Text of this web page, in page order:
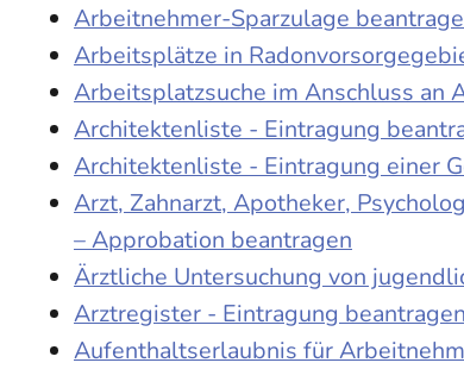
Arbeitnehmer-Sparzulage
Arbeitsplätze in
Arbeitsplatzsuche im Anschluss an
Architektenliste - Eintragung
Architektenliste - Eintragung einer
Arzt, Zahnarzt, Apotheker,
– Approbation beantragen
Ärztliche Untersuchung von
Arztregister - Eintragung beantragen
Aufenthaltserlaubnis für